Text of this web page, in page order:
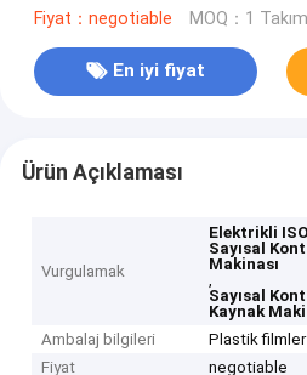
Fiyat：negotiable MOQ：1 Takım
En iyi fiyat
Ürün Açıklaması
Vurgulamak
Elektrikli
Sayısal
Makinası
,
Sayısal
Kaynak
Ambalaj bilgileri
Plastik
Fiyat
negotiable